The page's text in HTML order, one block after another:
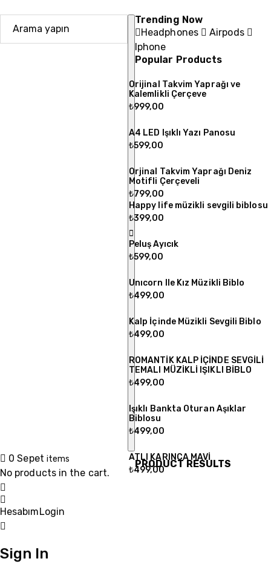
Trending Now
Headphones
Airpods
Iphone
Popular Products
Orijinal Takvim Yaprağı ve
Kalemlikli Çerçeve
₺999,00
A4 LED Işıklı Yazı Panosu
₺599,00
Orjinal Takvim Yaprağı Deniz
Motifli Çerçeveli
₺799,00
Happy life müzikli sevgili biblosu
₺399,00
Peluş Ayıcık
₺599,00
Unıcorn Ile Kız Müzikli Biblo
₺499,00
Kalp İçinde Müzikli Sevgili Biblo
₺499,00
ROMANTİK KALP İÇİNDE SEVGİLİ
TEMALI MÜZİKLİ IŞIKLI BİBLO
₺499,00
Işıklı Bankta Oturan Aşıklar
Biblosu
₺499,00
ATLI KARINCA MAVİ
₺499,00
PRODUCT RESULTS
0 Sepet items
No products in the cart.
HesabımLogin
Sign In